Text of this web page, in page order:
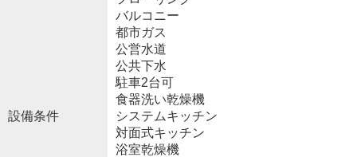
設備条件
バルコニー
都市ガス
公営水道
公共下水
駐車2台可
食器洗い乾燥機
システムキッチン
対面式キッチン
浴室乾燥機